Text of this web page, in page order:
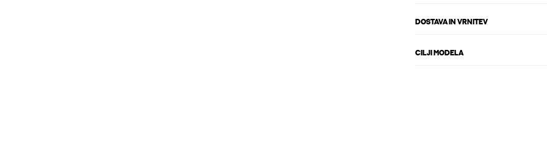
DOSTAVA IN VRNITEV
CILJI MODELA